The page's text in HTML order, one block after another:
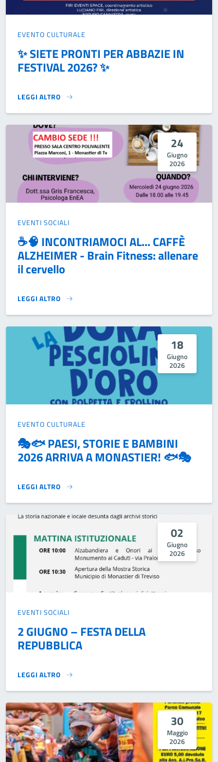
EVENTO CULTURALE
✨ SIETE PRONTI PER ABBAZIE IN
FESTIVAL 2026? ✨
LEGGI ALTRO
✨ SIETE PRONTI PER ABBAZIE IN FESTIVAL 2026? ✨}
24
Giugno
2026
EVENTI SOCIALI
☕🧠 INCONTRIAMOCI AL... CAFFÈ
ALZHEIMER - Brain Fitness: allenare
il cervello
LEGGI ALTRO
☕🧠 INCONTRIAMOCI AL... CAFFÈ ALZHEIMER - BRAIN
18
Giugno
2026
EVENTO CULTURALE
🎭🐟 PAESI, STORIE E BAMBINI
2026 ARRIVA A MONASTIER! 🐟🎭
LEGGI ALTRO
🎭🐟 PAESI, STORIE E BAMBINI 2026 ARRIVA A
02
Giugno
2026
EVENTI SOCIALI
2 GIUGNO – FESTA DELLA
REPUBBLICA
LEGGI ALTRO
2 GIUGNO – FESTA DELLA REPUBBLICA}
30
Maggio
2026